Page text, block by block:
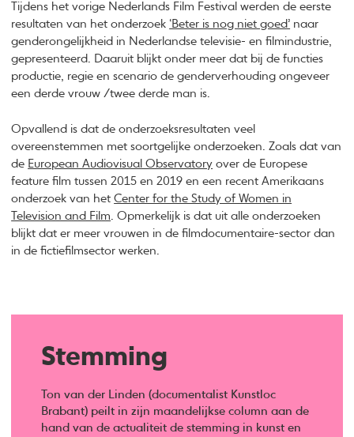
Tijdens het vorige Nederlands Film Festival werden de eerste
resultaten van het onderzoek ‘Beter is nog niet goed’ naar
genderongelijkheid in Nederlandse televisie- en filmindustrie,
gepresenteerd. Daaruit blijkt onder meer dat bij de functies
productie, regie en scenario de genderverhouding ongeveer
een derde vrouw /twee derde man is.
Opvallend is dat de onderzoeksresultaten veel
overeenstemmen met soortgelijke onderzoeken. Zoals dat van
de European Audiovisual Observatory over de Europese
feature film tussen 2015 en 2019 en een recent Amerikaans
onderzoek van hetCenter for the Study of Women in
Television and Film . Opmerkelijk is dat uit alle onderzoeken
blijkt dat er meer vrouwen in de filmdocumentaire-sector dan
in de fictiefilmsector werken.
Stemming
Ton van der Linden (documentalist Kunstloc
Brabant) peilt in zijn maandelijkse column aan de
hand van de actualiteit de stemming in kunst en